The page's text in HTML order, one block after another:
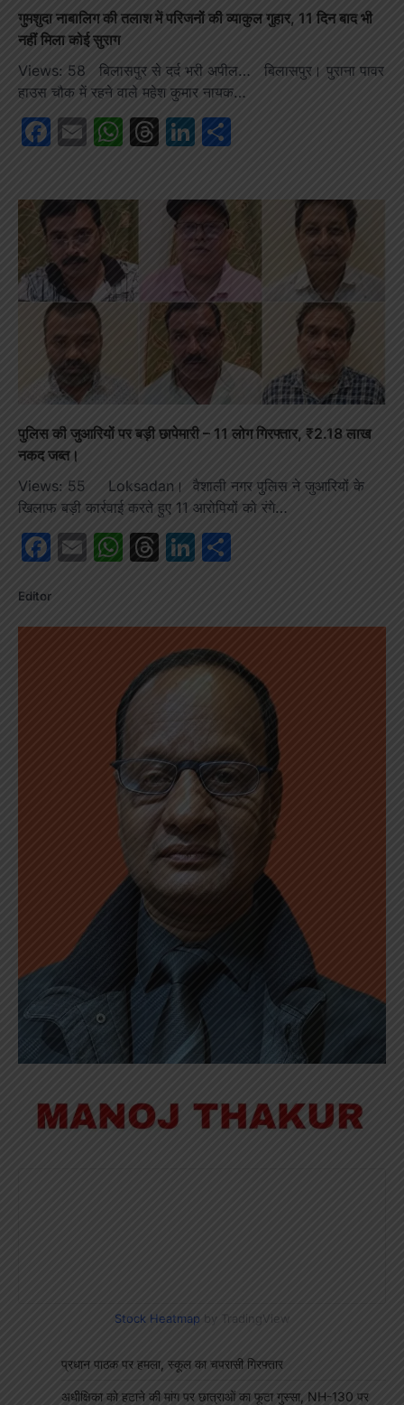
गुमशुदा नाबालिग की तलाश में परिजनों की व्याकुल गुहार, 11 दिन बाद भी
नहीं मिला कोई सुराग
Views: 58 बिलासपुर से दर्द भरी अपील… बिलासपुर। पुराना पावर
हाउस चौक में रहने वाले महेश कुमार नायक…
Facebook
EmailWhatsApp
Threads
LinkedIn
पुलिस की जुआरियों पर बड़ी छापेमारी – 11 लोग गिरफ्तार, ₹2.18 लाख
नकद जब्त।
Views: 55 Loksadan। वैशाली नगर पुलिस ने जुआरियों के
खिलाफ बड़ी कार्रवाई करते हुए 11 आरोपियों को रंगे…
Facebook
EmailWhatsApp
Threads
LinkedIn
Editor
Stock Heatmap by TradingView
प्रधान पाठक पर हमला, स्कूल का चपरासी गिरफ्तार
अधीक्षिका को हटाने की मांग पर छात्राओं का फूटा गुस्सा, NH-130 पर